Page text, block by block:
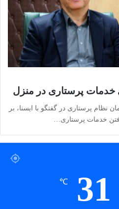
پرستاری در منزل
نظام پرستاری در گفتگو با ایسنا، بر
خدمات پرستاری…
31
℃